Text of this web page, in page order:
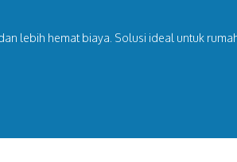
lebih hemat biaya. Solusi ideal untuk